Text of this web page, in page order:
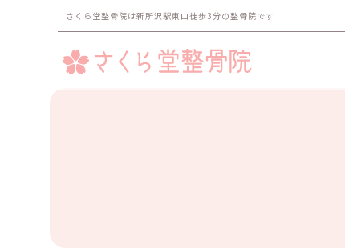
さくら堂整骨院は新所沢駅東口徒歩3分の整骨院です